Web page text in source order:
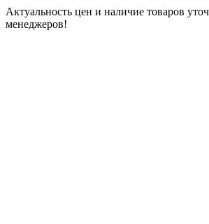
Актуальность цен и наличие товаров
менеджеров!